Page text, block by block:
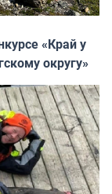
«Край у
округу»